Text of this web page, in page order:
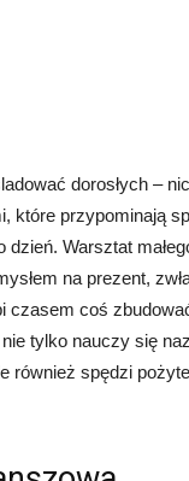
dorosłych –
które przypominają
dzień. Warsztat
na prezent,
czasem coś
tylko nauczy się
również spędzi